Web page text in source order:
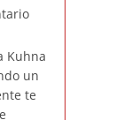
Kuhna
un
te